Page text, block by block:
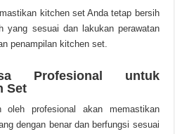
kitchen set Anda tetap bersih
yang sesuai dan lakukan perawatan
penampilan kitchen set.
Profesional untuk
Set
oleh profesional akan memastikan
dengan benar dan berfungsi sesuai